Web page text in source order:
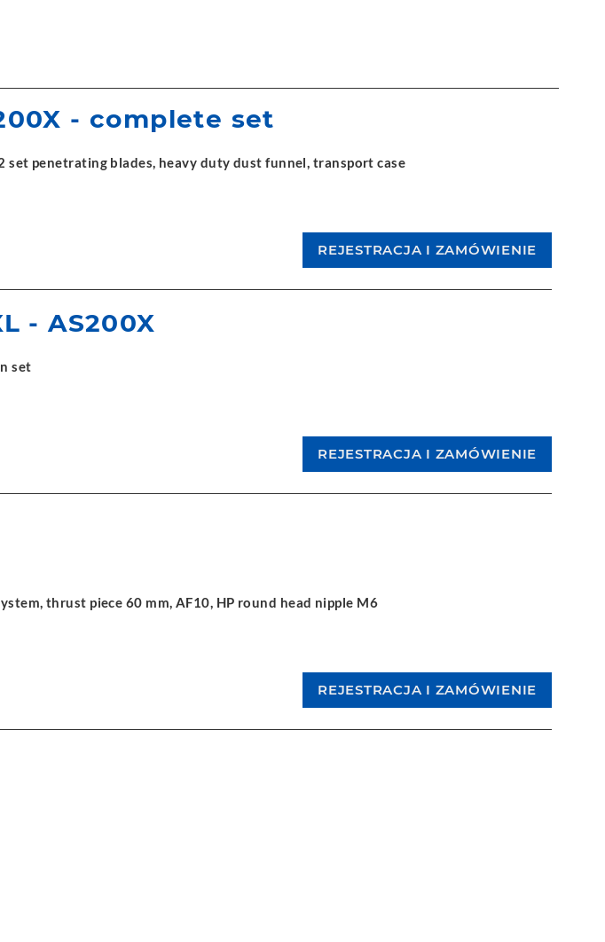
- complete set
set penetrating blades, heavy duty dust funnel, transport case
- AS200X
set
thrust piece 60 mm, AF10, HP round head nipple M6